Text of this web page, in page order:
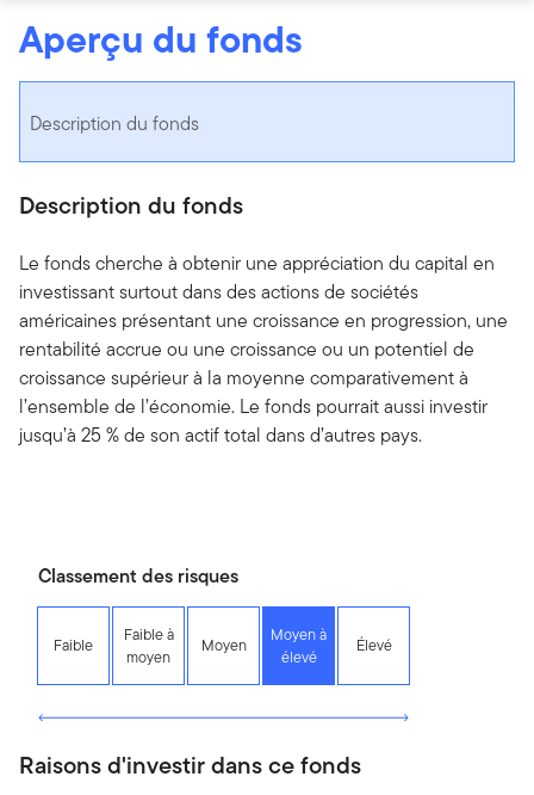
Aperçu du fonds
Description du fonds
Description du fonds
Le fonds cherche à obtenir une appréciation du capital en
investissant surtout dans des actions de sociétés
américaines présentant une croissance en progression, une
rentabilité accrue ou une croissance ou un potentiel de
croissance supérieur à la moyenne comparativement à
l’ensemble de l’économie. Le fonds pourrait aussi investir
jusqu’à 25 % de son actif total dans d’autres pays.
Classement des risques
Faible
Faible à
moyen
Moyen
Moyen à
élevé
Élevé
Raisons d'investir dans ce fonds